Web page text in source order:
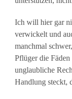
Ich will hier gar
verwickelt und
manchmal
Pflüger die
unglaubliche
Handlung steckt,